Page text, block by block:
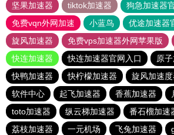
坚果加速器
tiktok加速器
狗急加速器
免费vqn外网加速
小蓝鸟 优途加速器
旋风加速器
免费vps加速器外网苹果版
快连加速器
快连加速器官网入口
原
快鸭加速器
快柠檬加速器 旋风加速度
软件中心
起飞加速器 香蕉加速器
toto加速器
纵云梯加速器 番石榴加速
荔枝加速器
一元机场 飞兔加速器